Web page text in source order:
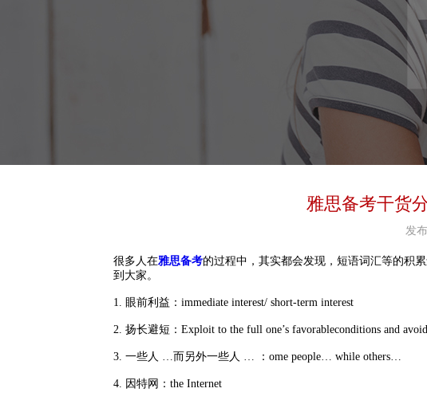
雅思备考干货
发
很多人在雅思备考的过程中，其实都会发现，短语词汇等的积
到大家。
1. 眼前利益：immediate interest/ short-term interest
2. 扬长避短：Exploit to the full one’s favorableconditions and
3. 一些人 …而另外一些人 … ：ome people… while others…
4. 因特网：the Internet